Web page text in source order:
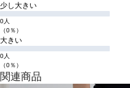
少し大きい
0人
（0％）
大きい
0人
（0％）
関連商品